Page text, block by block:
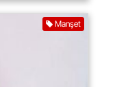
Manşet